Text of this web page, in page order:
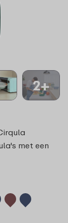
2+
met een